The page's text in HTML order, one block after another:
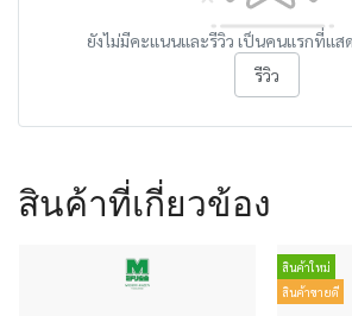
ยังไม่มีคะแนนและรีวิว เป็นคนแรกที่แส
รีวิว
สินค้าที่เกี่ยวข้อง
สินค้าใหม่
สินค้าขายดี